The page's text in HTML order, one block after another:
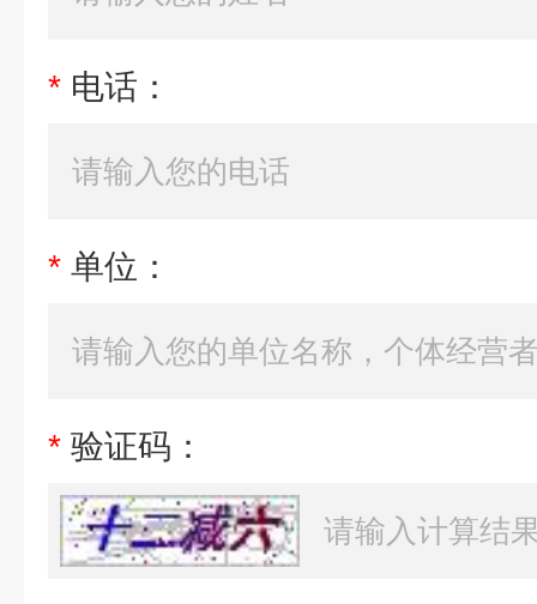
* 电话：
* 单位：
* 验证码：